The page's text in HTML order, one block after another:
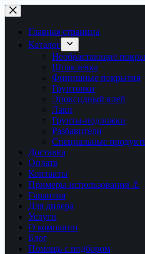
Главная страница
Каталог
Необрастающие
Шпаклевка
Финишные покрытия
Грунтовки
Эпоксидный клей
Лаки
Грунты-подложки
Разбавители
Специальные
Доставка
Оплата
Контакты
Примеры использования ⚓
Гарантия
Для дилера
Услуги
О компании
Блог
Помощь с подбором